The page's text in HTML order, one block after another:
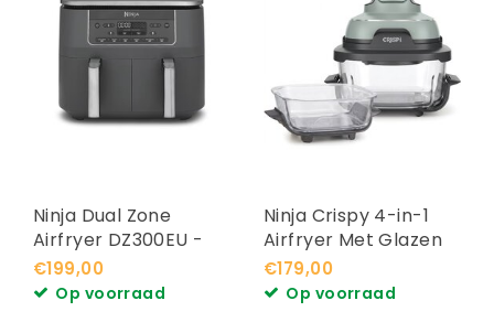
Ninja Dual Zone
Airfryer DZ300EU -
7.6L
€199,00
Op voorraad
Ninja Crispy 4-in-1
Airfryer Met Glazen
Vershoudschalen
FN101EUSG
€179,00
Op voorraad